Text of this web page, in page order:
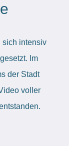
sich intensiv
Im
der Stadt
voller